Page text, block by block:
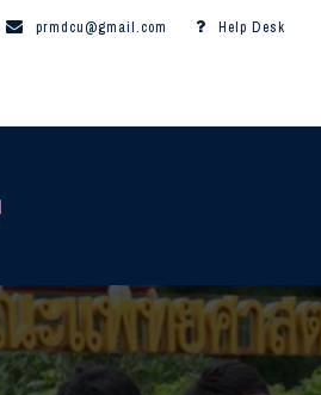
prmdcu@gmail.com Help Desk